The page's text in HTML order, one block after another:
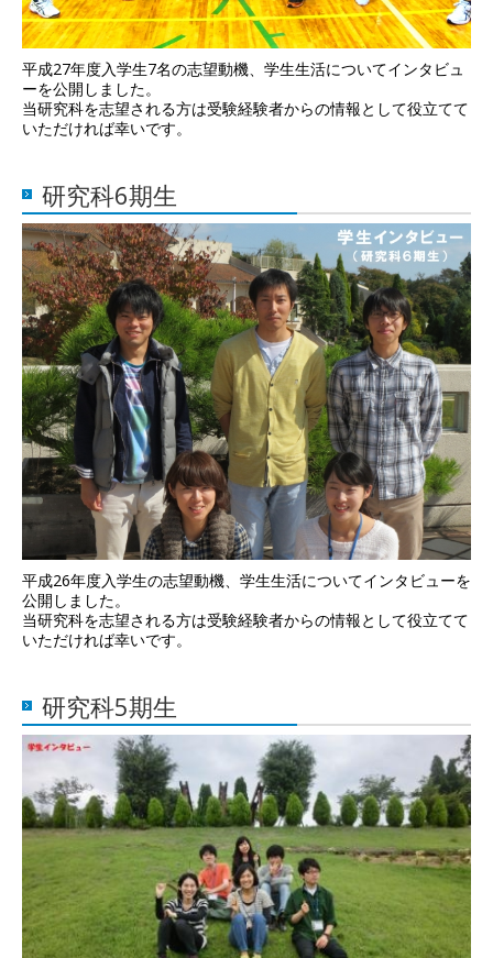
平成27年度入学生7名の志望動機、学生生活についてインタビュ
ーを公開しました。
当研究科を志望される方は受験経験者からの情報として役立てて
いただければ幸いです。
研究科6期生
平成26年度入学生の志望動機、学生生活についてインタビューを
公開しました。
当研究科を志望される方は受験経験者からの情報として役立てて
いただければ幸いです。
研究科5期生